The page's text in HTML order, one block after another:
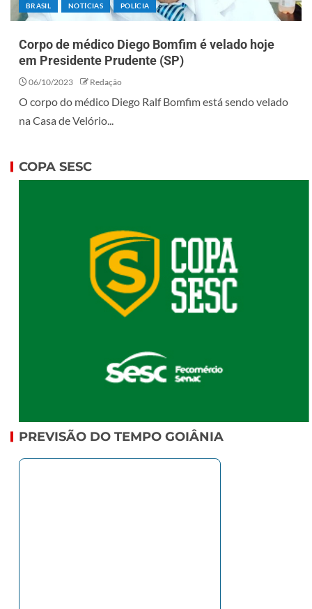
BRASIL NOTÍCIAS POLÍCIA
Corpo de médico Diego Bomfim é velado hoje
em Presidente Prudente (SP)
06/10/2023 Redação
O corpo do médico Diego Ralf Bomfim está sendo velado
na Casa de Velório...
COPA SESC
PREVISÃO DO TEMPO GOIÂNIA